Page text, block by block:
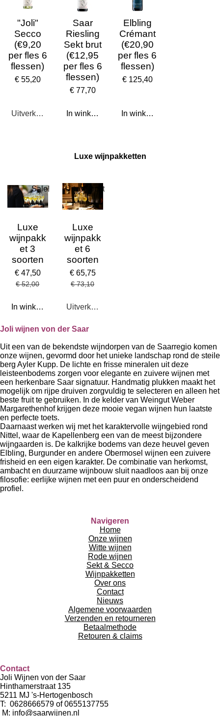
"Joli"
Secco
(€9,20
per fles 6
flessen)
€ 55,20
Uitverkocht
Saar
Riesling
Sekt brut
(€12,95
per fles 6
flessen)
€ 77,70
In winkelwagen
Elbling
Crémant
(€20,90
per fles 6
flessen)
€ 125,40
In winkelwagen
Luxe wijnpakketten
Sale!
Luxe
wijnpakk
et 3
soorten
€ 47,50
€ 52,00
In winkelwagen
Uitverkocht
Luxe
wijnpakk
et 6
soorten
€ 65,75
€ 73,10
Uitverkocht
Joli wijnen von der Saar
Uit een van de bekendste wijndorpen van de Saarregio komen
onze wijnen, gevormd door het unieke landschap rond de steile
berg Ayler Kupp. De lichte en frisse mineralen uit deze
leisteenbodems zorgen voor elegante en zuivere wijnen met
een herkenbare Saar signatuur. Handmatig plukken maakt het
mogelijk om rijpe druiven zorgvuldig te selecteren en alleen het
beste fruit te gebruiken. In de kelder van Weingut Weber
Margarethenhof krijgen deze mooie vegan wijnen hun laatste
en perfecte toets.
Daarnaast werken wij met het karaktervolle wijngebied rond
Nittel, waar de Kapellenberg een van de meest bijzondere
wijngaarden is. De kalkrijke bodems van deze heuvel geven
Elbling, Burgunder en andere Obermosel wijnen een zuivere
frisheid en een eigen karakter. De combinatie van herkomst,
ambacht en duurzame wijnbouw sluit naadloos aan bij onze
filosofie: eerlijke wijnen met een puur en onderscheidend
profiel.
Navigeren
Home
Onze wijnen
Witte wijnen
Rode wijnen
Sekt & Secco
Wijnpakketten
Over ons
Contact
Nieuws
Algemene voorwaarden
Verzenden en retourneren
Betaalmethode
Retouren & claims
Contact
Joli Wijnen von der Saar
Hinthamerstraat 135
5211 MJ 's-Hertogenbosch
T: 0628666579 of 0655137755
M: info@saarwijnen.nl